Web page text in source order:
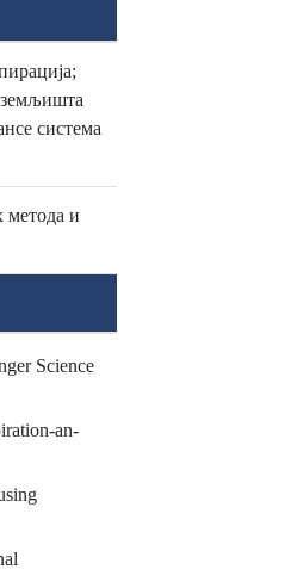
земљишта
система
метода и
Science
an-